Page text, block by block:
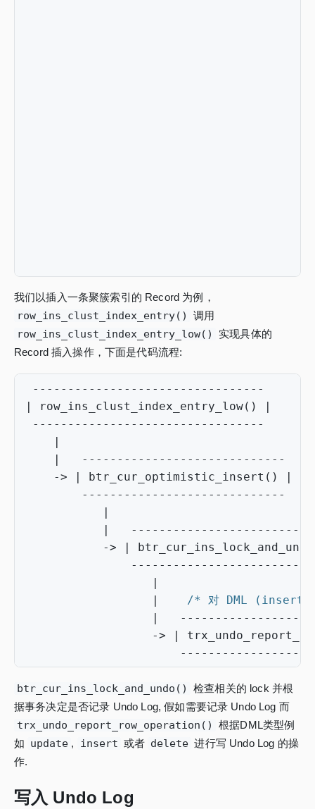
我们以插入一条聚簇索引的 Record 为例，
row_ins_clust_index_entry() 调用
row_ins_clust_index_entry_low()
实现具体的
Record 插入操作，下面是代码流程:
---------------------------------
|
row_ins_clust_index_entry_low()
|
---------------------------------
|
|
-----------------------------
->
| btr_cur_optimistic_insert ()
|
-----------------------------
|
|
->
| btr_cur_ins_lock_and_undo
|
|
/* 对 DML (insert/
|
->
|
btr_cur_ins_lock_and_undo()
检查相关的 lock 并根
据事务决定是否记录 Undo Log, 假如需要记录 Undo Log 而
trx_undo_report_row_operation()
根据DML类型例
如 update , insert 或者 delete 进行写 Undo Log 的操
作.
写入 Undo Log